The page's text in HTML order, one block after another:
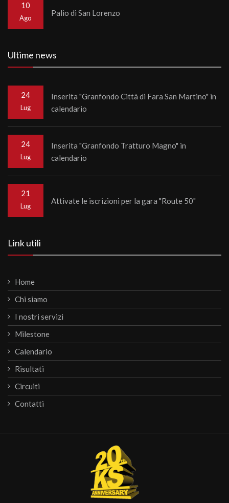
10
Ago
Palio di San Lorenzo
Ultime news
24
Lug
Inserita "Granfondo Città di Fara San Martino" in
calendario
24
Lug
Inserita "Granfondo Tratturo Magno" in
calendario
21
Lug
Attivate le iscrizioni per la gara "Route 50"
Link utili
Home
Chi siamo
I nostri servizi
Milestone
Calendario
Risultati
Circuiti
Contatti